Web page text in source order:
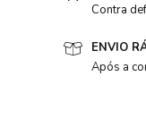
Contra
ENVIO
Após a